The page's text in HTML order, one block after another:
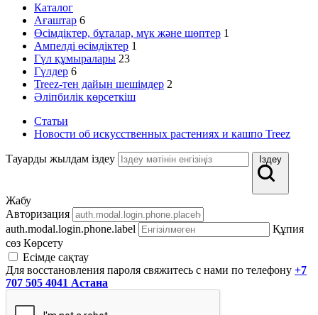
Каталог
Ағаштар 6
Өсімдіктер, бұталар, мүк және шөптер 1
Ампелді өсімдіктер 1
Гүл құмыралары 23
Гүлдер 6
Treez-тен дайын шешімдер 2
Әліпбилік көрсеткіш
Статьи
Новости об искусственных растениях и кашпо Treez
Тауарды жылдам іздеу Іздеу
Жабу
Авторизация
auth.modal.login.phone.label
Құпия
сөз Көрсету
Есімде сақтау
Для восстановления пароля свяжитесь с нами по телефону +7
707 505 4041 Астана